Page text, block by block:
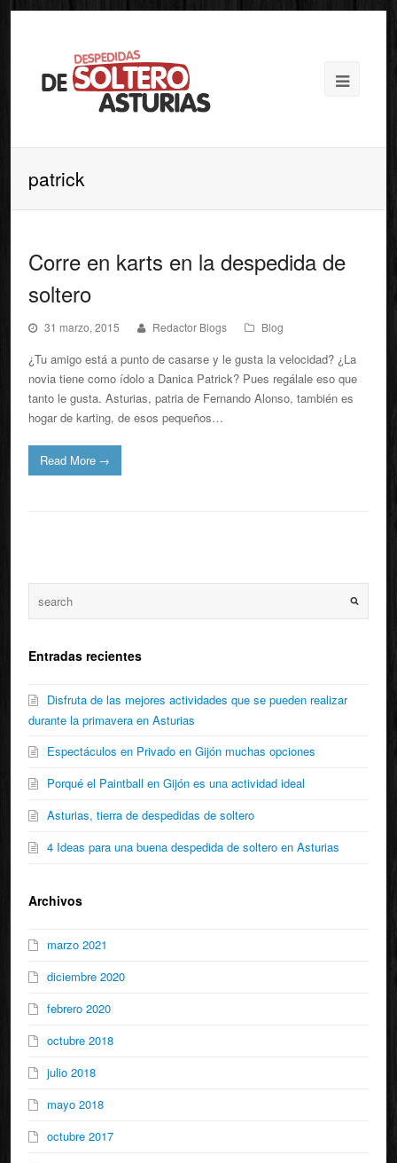
patrick
Corre en karts en la despedida de
soltero
31 marzo, 2015 Redactor Blogs Blog
¿Tu amigo está a punto de casarse y le gusta la velocidad? ¿La
novia tiene como ídolo a Danica Patrick? Pues regálale eso que
tanto le gusta. Asturias, patria de Fernando Alonso, también es
hogar de karting, de esos pequeños…
Read More →
Entradas recientes
Disfruta de las mejores actividades que se pueden realizar
durante la primavera en Asturias
Espectáculos en Privado en Gijón muchas opciones
Porqué el Paintball en Gijón es una actividad ideal
Asturias, tierra de despedidas de soltero
4 Ideas para una buena despedida de soltero en Asturias
Archivos
marzo 2021
diciembre 2020
febrero 2020
octubre 2018
julio 2018
mayo 2018
octubre 2017